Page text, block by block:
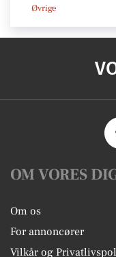
Øvrige
OM VORES
Om os
For annoncører
Vilkår og